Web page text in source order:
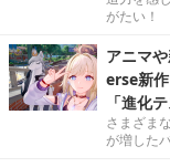
がたい！
アニマ
erse新
「進化
さまざま
が増した